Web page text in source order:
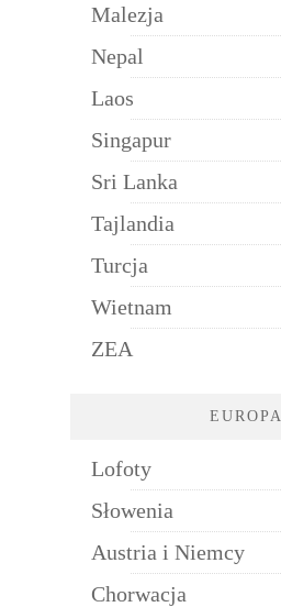
Malezja
Nepal
Laos
Singapur
Sri Lanka
Tajlandia
Turcja
Wietnam
ZEA
EUROPA
Lofoty
Słowenia
Austria i Niemcy
Chorwacja